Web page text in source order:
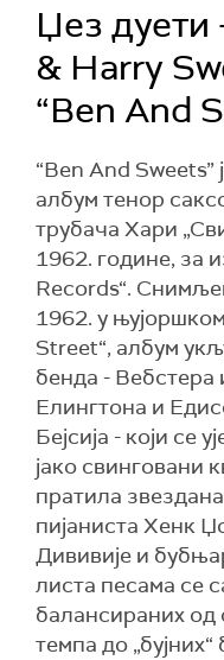
Џез дуети
& Harry
“Ben And
“Ben And Sweets”
албум тенор
трубача Хари
1962. године, за
Records“.
1962. у
Street“, албум
бенда - Вебстера
Елингтона и
Бејсија - који се
јако свинговани
пратила
пијаниста Хенк
Дививије и
листа песама се
балансираних од
темпа до „бујних“